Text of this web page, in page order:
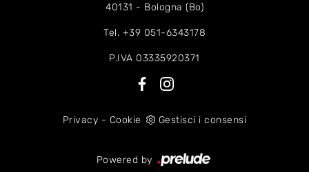
40131 - Bologna (Bo)
Tel. +39 051-6343178
P.IVA 03335920371
Privacy - Cookie Gestisci i consensi
Powered by